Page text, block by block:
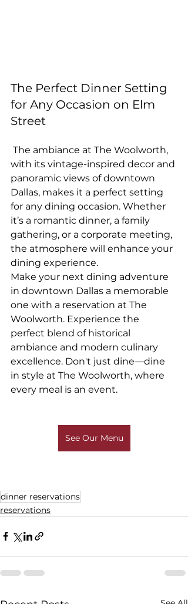
The Perfect Dinner Setting
for Any Occasion on Elm
Street
with its vintage-inspired decor and
panoramic views of downtown
Dallas, makes it a perfect setting
for any dining occasion. Whether
it’s a romantic dinner, a family
gathering, or a corporate meeting,
the atmosphere will enhance your
dining experience.
Make your next dining adventure
in downtown Dallas a memorable
one with a reservation at The
Woolworth. Experience the
perfect blend of historical
ambiance and modern culinary
excellence. Don't just dine—dine
in style at The Woolworth, where
every meal is an event.
See Our Menu
dinner reservations
reservations